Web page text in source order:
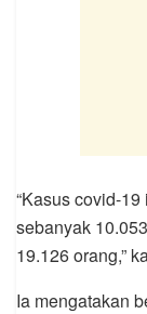
“Kasus covid-
sebanyak
19.126 orang,”
Ia mengatakan